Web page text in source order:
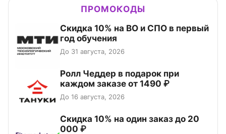
ПРОМОКОДЫ
Скидка 10% на ВО и СПО в первый
год обучения
До 31 августа, 2026
Ролл Чеддер в подарок при
каждом заказе от 1490 ₽
До 16 августа, 2026
Скидка 10% на один заказ до 20
000 ₽